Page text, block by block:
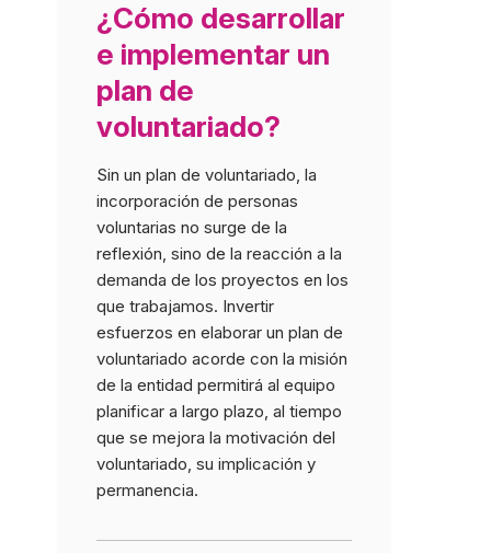
¿Cómo desarrollar
e implementar un
plan de
voluntariado?
Sin un plan de voluntariado, la
incorporación de personas
voluntarias no surge de la
reflexión, sino de la reacción a la
demanda de los proyectos en los
que trabajamos. Invertir
esfuerzos en elaborar un plan de
voluntariado acorde con la misión
de la entidad permitirá al equipo
planificar a largo plazo, al tiempo
que se mejora la motivación del
voluntariado, su implicación y
permanencia.